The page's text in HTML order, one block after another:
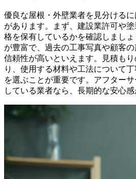
優良な屋根・外壁業者を見分ける
があります。まず、建設業許可や
格を保有しているかを確認しまし
が豊富で、過去の工事写真や顧客
信頼性が高いといえます。見積も
り、使用する材料や工法について
を選ぶことが重要です。アフター
している業者なら、長期的な安心感